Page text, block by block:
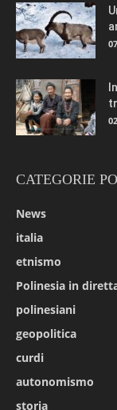
CATEGORIE
News
italia
etnismo
Polinesia in
polinesiani
geopolitica
curdi
autonomismo
storia